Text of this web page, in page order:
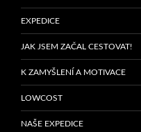
EXPEDICE
JAK JSEM ZAČAL CESTOVAT!
K ZAMYŠLENÍ A MOTIVACE
LOWCOST
NAŠE EXPEDICE